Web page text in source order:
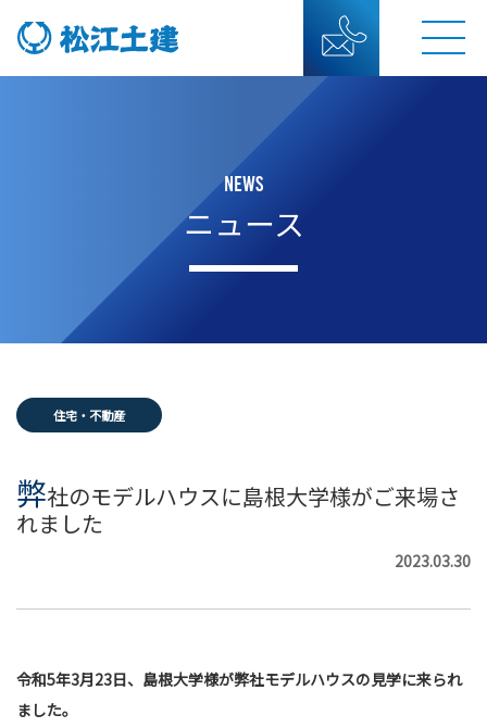
NEWS
ニュース
住宅・不動産
弊社のモデルハウスに島根大学様がご来場さ
れました
2023.03.30
令和5年3月23日、島根大学様が弊社モデルハウスの見学に来られ
ました。